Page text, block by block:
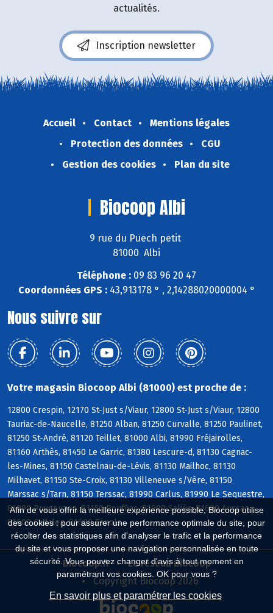
Afin de vous offrir la meilleure expérience possible, Biocoop utilise
des cookies : pour assurer une performance optimale du site, pour
récolter des statistiques afin d'analyser le trafic et la performance
du site et vous proposer une navigation personnalisée en toute
sécurité. Vous pouvez changer d'avis à tout moment en
paramétrant vos cookies. OK pour vous ?
En savoir plus et paramétrer les cookies
actualités.
Inscription newsletter
Accueil Contact
Mentions légales
Protection des données
CGU
Gestion des cookies
Plan du site
Biocoop Albi
9 rue du Puech petit
81000 Albi
Téléphone : 09 83 96 20 47
Coordonnées GPS :43,913178 ° , 2,14288020000004 °
Nous suivre sur
Votre magasin Biocoop Albi (81000) est proche de :
12800 Crespin, 12170 St-Just s/Viaur, 12800 St-Just s/Viaur, 12800
Tauriac-de-Naucelle, 81250 Alban, 81250 Curvalle, 81250 Paulinet,
81250 St-André, 81120 Teillet, 81000 Albi, 81990 Fréjairolles,
81160 Arthès, 81450 Le Garric, 81380 Lescure-d, 81130 Cagnac-
les-Mines, 81150 Castelnau-de-Lévis, 81130 Mailhoc, 81130
Milhavet, 81150 Ste-Croix, 81130 Villeneuve s/Vère, 81150
Marssac s/Tarn, 81150 Terssac, 81990 Carlus, 81990 Le Sequestre,
81990 Puygouzon, 81150 Rouffiac, 81990 Saliès, 81600 Aussac,
81600 Cadalen, 81600 Fénols
Biocoop.fr
Le réseau Biocoop
Copyright Biocoop 2026